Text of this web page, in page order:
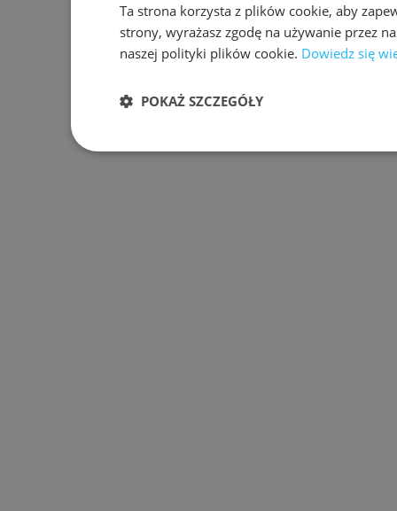
Ta strona korzysta z plików cookie, aby
strony, wyrażasz zgodę na używanie przez
naszej polityki plików cookie. Dowiedz się
POKAŻ SZCZEGÓŁY